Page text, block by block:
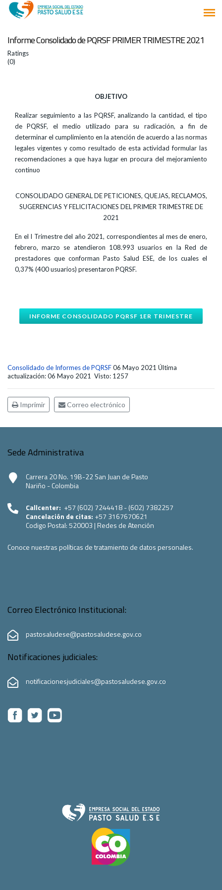
Informe Consolidado de PQRSF PRIMER TRIMESTRE 2021
Ratings
(0)
OBJETIVO
Realizar seguimiento a las PQRSF, analizando la cantidad, el tipo
de PQRSF, el medio utilizado para su radicación, a fin de
determinar el cumplimiento en la atención de acuerdo a las normas
legales vigentes y como resultado de esta actividad formular las
recomendaciones a que haya lugar en procura del mejoramiento
continuo
CONSOLIDADO GENERAL DE PETICIONES, QUEJAS, RECLAMOS,
SUGERENCIAS Y FELICITACIONES DEL PRIMER TRIMESTRE DE
2021
En el I Trimestre del año 2021, correspondientes al mes de enero,
febrero, marzo se atendieron 108.993 usuarios en la Red de
prestadores que conforman Pasto Salud ESE, de los cuales el
0,37% (400 usuarios) presentaron PQRSF.
INFORME CONSOLIDADO PQRSF 1ER TRIMESTRE
Consolidado de Informes de PQRSF06 Mayo 2021 Última
actualización: 06 Mayo 2021 Visto: 1257
Imprimir Correo electrónico
Sede Administrativa
Carrera 20 No. 19B-22 San Juan de Pasto
Nariño - Colombia
Callcenter: +57 (602) 7244418 - (602) 7382257
Cancelación de citas: +57 3167670621
Codigo Postal:520003 | Redes de Atención
Conoce nuestras políticas de tratamiento de datos personales.
Correo Electrónico Institucional:
pastosaludese@pastosaludese.gov.co
Notificaciones judiciales:
notificacionesjudiciales@pastosaludese.gov.co